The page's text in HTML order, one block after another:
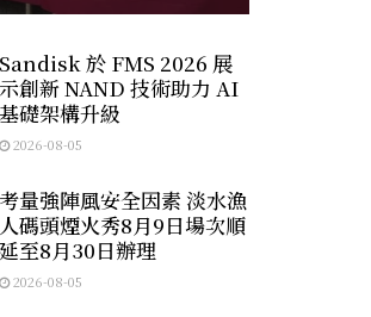
Sandisk 於 FMS 2026 展
示創新 NAND 技術助力 AI
基礎架構升級
2026-08-05
考量強陣風安全因素 淡水漁
人碼頭煙火秀8月9日場次順
延至8月30日辦理
2026-08-05